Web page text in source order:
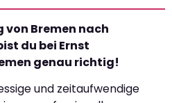
von Bremen nach
du bei Ernst
genau richtig!
und zeitaufwendige